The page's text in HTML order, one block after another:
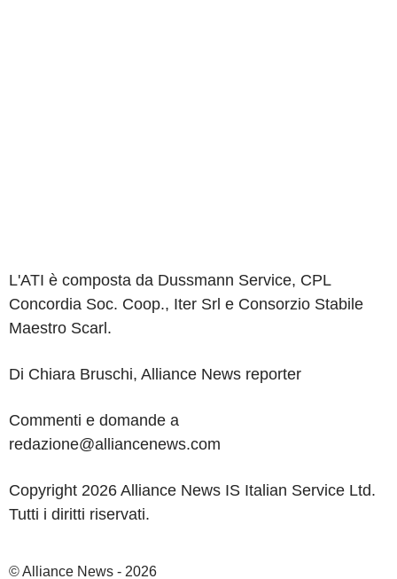
L'ATI è composta da Dussmann Service, CPL
Concordia Soc. Coop., Iter Srl e Consorzio Stabile
Maestro Scarl.
Di Chiara Bruschi, Alliance News reporter
Commenti e domande a
redazione@alliancenews.com
Copyright 2026 Alliance News IS Italian Service Ltd.
Tutti i diritti riservati.
© Alliance News - 2026